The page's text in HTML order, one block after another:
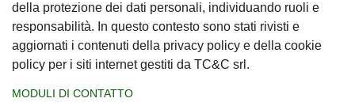
della protezione dei dati personali, individuando ruoli e
responsabilità. In questo contesto sono stati rivisti e
aggiornati i contenuti della privacy policy e della cookie
policy per i siti internet gestiti da TC&C srl.
MODULI DI CONTATTO